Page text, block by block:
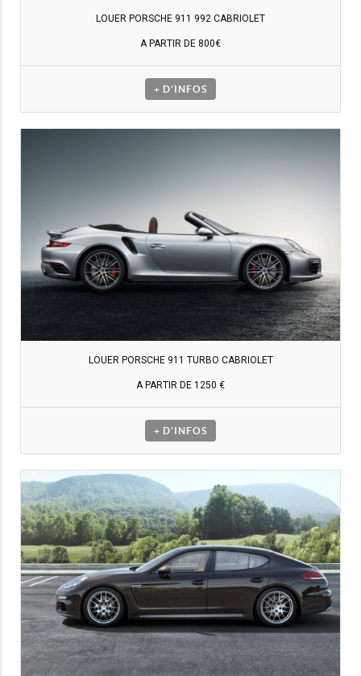
LOUER PORSCHE 911 992 CABRIOLET
A PARTIR DE 800€
+ D'INFOS
LOUER PORSCHE 911 TURBO CABRIOLET
A PARTIR DE 1250 €
+ D'INFOS